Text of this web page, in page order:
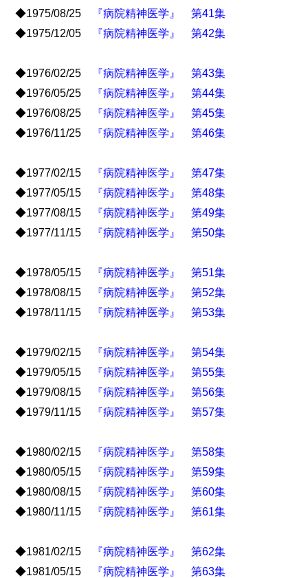
◆1975/08/25
『病院精神医学』 第41集
◆1975/12/05
『病院精神医学』 第42集
◆1976/02/25
『病院精神医学』 第43集
◆1976/05/25
『病院精神医学』 第44集
◆1976/08/25
『病院精神医学』 第45集
◆1976/11/25
『病院精神医学』 第46集
◆1977/02/15
『病院精神医学』 第47集
◆1977/05/15
『病院精神医学』 第48集
◆1977/08/15
『病院精神医学』 第49集
◆1977/11/15
『病院精神医学』 第50集
◆1978/05/15
『病院精神医学』 第51集
◆1978/08/15
『病院精神医学』 第52集
◆1978/11/15
『病院精神医学』 第53集
◆1979/02/15
『病院精神医学』 第54集
◆1979/05/15
『病院精神医学』 第55集
◆1979/08/15
『病院精神医学』 第56集
◆1979/11/15
『病院精神医学』 第57集
◆1980/02/15
『病院精神医学』 第58集
◆1980/05/15
『病院精神医学』 第59集
◆1980/08/15
『病院精神医学』 第60集
◆1980/11/15
『病院精神医学』 第61集
◆1981/02/15
『病院精神医学』 第62集
◆1981/05/15
『病院精神医学』 第63集